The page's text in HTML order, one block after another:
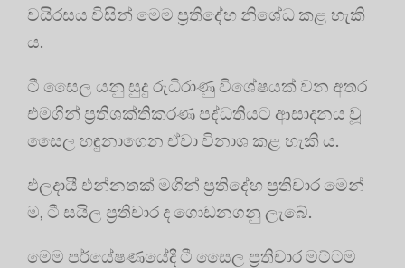
වයිරසය විසින් මෙම ප්‍රතිදේහ නිශේධ කළ හැකි
ය.
ටී සෛල යනු සුදු රුධිරාණු විශේෂයක් වන අතර
එමගින් ප්‍රතිශක්තිකරණ පද්ධතියට ආසාදනය වූ
සෛල හඳුනාගෙන ඒවා විනාශ කළ හැකි ය.
ඵලදායී එන්නතක් මගින් ප්‍රතිදේහ ප්‍රතිචාර මෙන්
ම, ටී සයිල ප්‍රතිචාර ද ගොඩනගනු ලැබේ.
මෙම පර්යේෂණයේදී ටී සෛල ප්‍රතිචාර මට්ටම